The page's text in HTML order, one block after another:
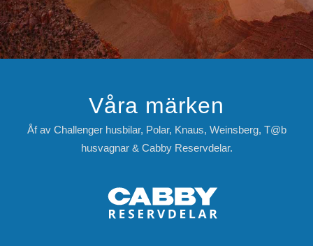
Våra märken
Åf av Challenger husbilar, Polar, Knaus, Weinsberg, T@b
husvagnar & Cabby Reservdelar.